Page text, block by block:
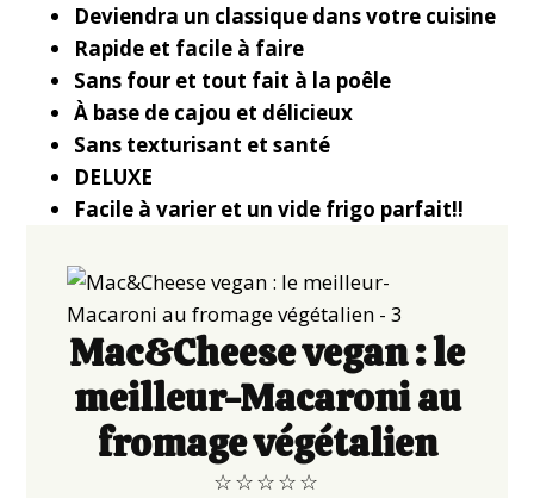
Deviendra un classique dans votre cuisine
Rapide et facile à faire
Sans four et tout fait à la poêle
À base de cajou et délicieux
Sans texturisant et santé
DELUXE
Facile à varier et un vide frigo parfait!!
Mac&Cheese vegan : le
meilleur-Macaroni au
fromage végétalien
☆
☆
☆
☆
☆